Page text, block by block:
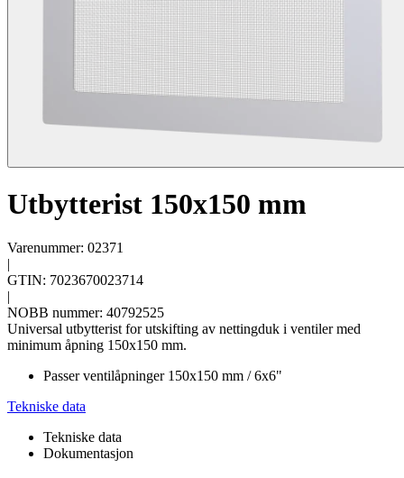
Utbytterist 150x150 mm
Varenummer: 02371
|
GTIN: 7023670023714
|
NOBB nummer: 40792525
Universal utbytterist for utskifting av nettingduk i ventiler med
minimum åpning 150x150 mm.
Passer ventilåpninger 150x150 mm / 6x6"
Tekniske data
Tekniske data
Dokumentasjon